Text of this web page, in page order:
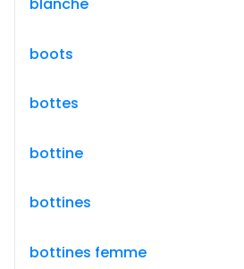
boots
bottes
bottine
bottines
bottines femme